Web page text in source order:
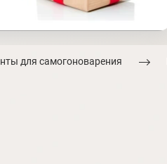
для самогоноварения